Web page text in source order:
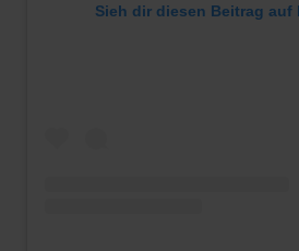
Sieh dir diesen Beitrag auf